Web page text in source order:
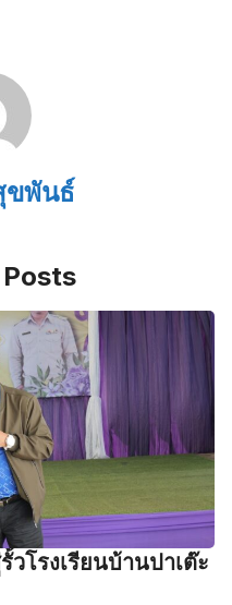
ขพันธ์
โรงเรียนบ้านปาเต๊ะ